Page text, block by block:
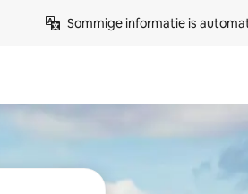
Sommige informatie is